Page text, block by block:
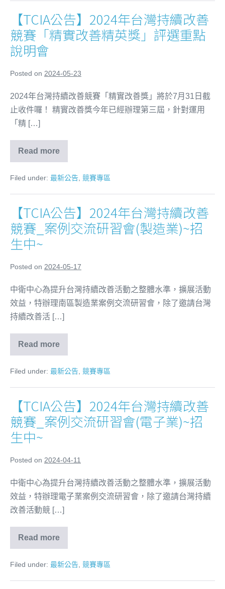
【TCIA公告】2024年台灣持續改善
競賽「精實改善精英獎」評選重點
說明會
Posted on 2024-05-23
2024年台灣持續改善競賽「精實改善獎」將於7月31日截
止收件囉！ 精實改善獎今年已經辦理第三屆，針對運用
「精 […]
Read more
Filed under: 最新公告, 競賽專區
【TCIA公告】2024年台灣持續改善
競賽_案例交流研習會(製造業)~招
生中~
Posted on 2024-05-17
中衛中心為提升台灣持續改善活動之整體水準，擴展活動
效益，特辦理南區製造業案例交流研習會，除了邀請台灣
持續改善活 […]
Read more
Filed under: 最新公告, 競賽專區
【TCIA公告】2024年台灣持續改善
競賽_案例交流研習會(電子業)~招
生中~
Posted on 2024-04-11
中衛中心為提升台灣持續改善活動之整體水準，擴展活動
效益，特辦理電子業案例交流研習會，除了邀請台灣持續
改善活動競 […]
Read more
Filed under: 最新公告, 競賽專區